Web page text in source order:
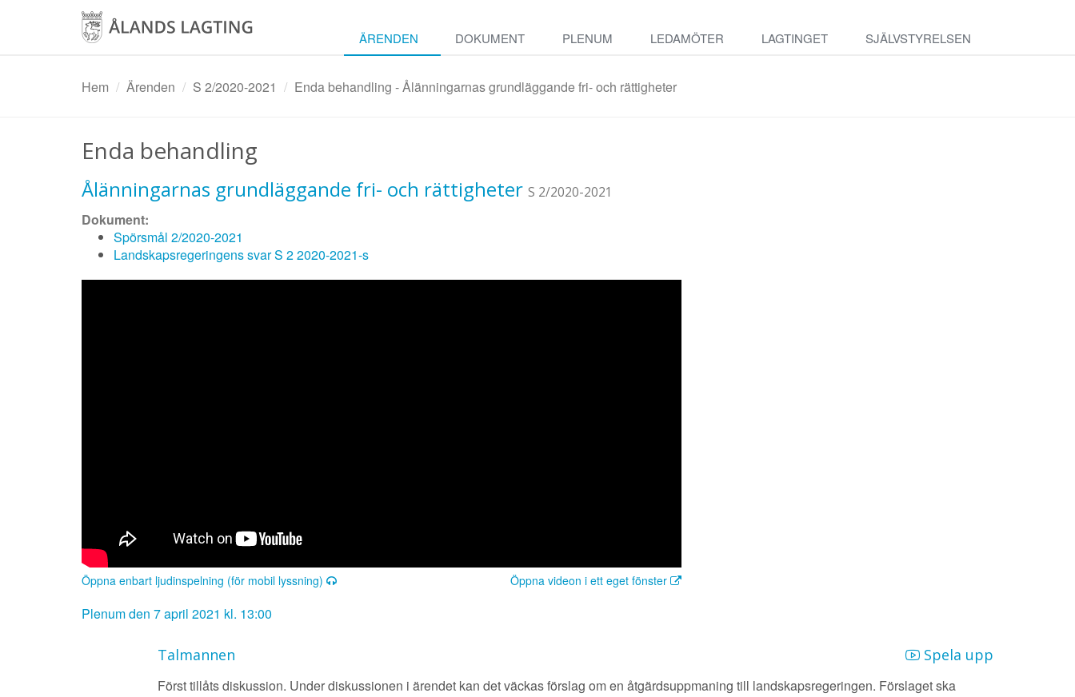
ÄRENDEN DOKUMENT PLENUM LEDAMÖTER LAGTINGET SJÄLVSTYRELSEN
Hem Ärenden S 2/2020-2021 Enda behandling - Ålänningarnas grundläggande fri- och rättigheter
Enda behandling
Ålänningarnas grundläggande fri- och rättigheter S 2/2020-2021
Dokument:
Spörsmål 2/2020-2021
Landskapsregeringens svar S 2 2020-2021-s
Öppna enbart ljudinspelning (för mobil lyssning) Öppna videon i ett eget fönster
Plenum den 7 april 2021 kl. 13:00
Talmannen Spela upp
Först tillåts diskussion. Under diskussionen i ärendet kan det väckas förslag om en åtgärdsuppmaning till landskapsregeringen. Förslaget ska